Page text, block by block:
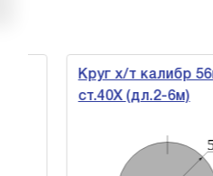
Круг х/т калибр 56мм
ст.40Х (дл.2-6м)